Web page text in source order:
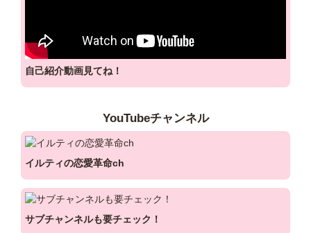
そんな子供が笑う未来を作れば、
数年、数十年後の日本って、犯罪、不幸な人を減らせると思
います。
僕が子供一人一人を笑顔にするには限界がある。
なら、子供にとって一番大きな問題である
『母親』を先に笑顔にした方がいいじゃん！と気付き、
ら
必然的にその家庭の子供も笑顔で幸せになれるやん！
自己紹介動画見てね！
YouTubeチャンネル
イルティの恋愛革命ch
サブチャンネルも要チェック！